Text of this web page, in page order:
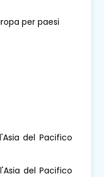
per paesi
del Pacifico
del Pacifico